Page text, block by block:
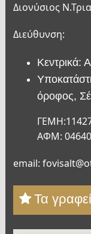
Διονύσιος
Διεύθυνση:
Κεντρικά:
όροφος,
ΑΦΜ:
email:
Τα